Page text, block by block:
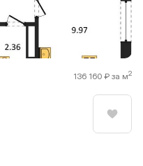
136 160 ₽ за м2